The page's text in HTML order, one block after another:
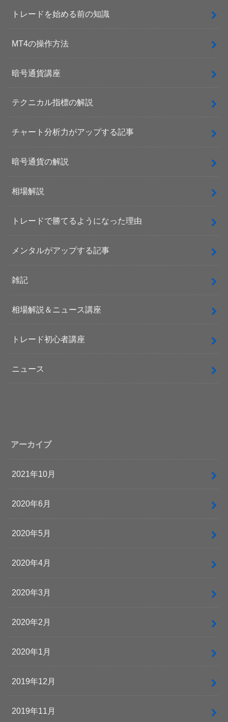
トレードを始める前の知識
MT4の操作方法
暗号通貨講座
テクニカル指標の解説
チャート分析力がアップする記事
暗号通貨の解説
相場解説
トレードで勝てるようになった理由
メンタルがアップする記事
雑記
相場解説＆ニュース講座
トレード初心者講座
ニュース
アーカイブ
2021年10月
2020年6月
2020年5月
2020年4月
2020年3月
2020年2月
2020年1月
2019年12月
2019年11月